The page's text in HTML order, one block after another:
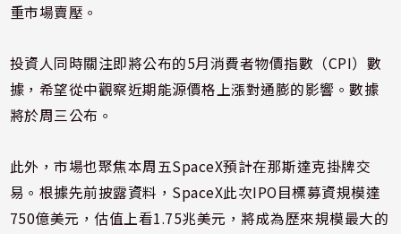
重市場賣壓。
投資人同時關注即將公布的5月消費者物價指數（CPI）數
據，希望從中觀察近期能源價格上漲對通膨的影響。數據
將於周三公布。
此外，市場也聚焦本周五SpaceX預計在那斯達克掛牌交
易。根據先前披露資料，SpaceX此次IPO目標募資規模達
750億美元，估值上看1.75兆美元，將成為歷來規模最大的